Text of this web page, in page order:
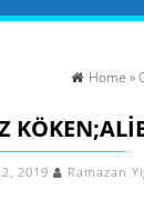
Home »
2019 Ramazan